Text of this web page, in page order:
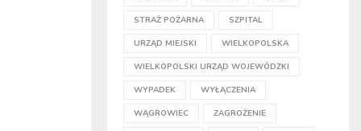
STRAŻ POŻARNA SZPITAL
URZĄD MIEJSKI WIELKOPOLSKA
WIELKOPOLSKI URZĄD WOJEWÓDZKI
WYPADEK WYŁĄCZENIA
WĄGROWIEC ZAGROŻENIE